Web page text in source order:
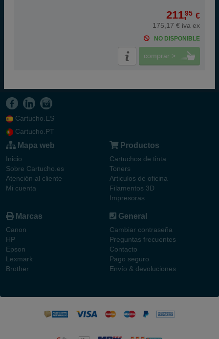
211,95 €
175,17 € iva ex
NO DISPONIBLE
comprar >
Cartucho.ES
Cartucho.PT
Mapa web
Inicio
Sobre Cartucho.es
Atención al cliente
Mi cuenta
Productos
Cartuchos de tinta
Toners
Articulos de oficina
Filamentos 3D
Impresoras
Marcas
Canon
HP
Epson
Lexmark
Brother
General
Cambiar contraseña
Preguntas frecuentes
Contacto
Pago seguro
Envío & devoluciones